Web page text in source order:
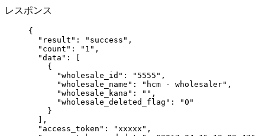
レスポンス
{
"result" : " success " ,
"count" : " 1 " ,
"data" : [
{
"wholesale_id" : " 5555 " ,
"wholesale_name" : " hcm - wholesaler" ,
"wholesale_kana" : "" ,
"wholesale_deleted_flag" : "0 "
}
],
"access_token" : "xxxxx " ,